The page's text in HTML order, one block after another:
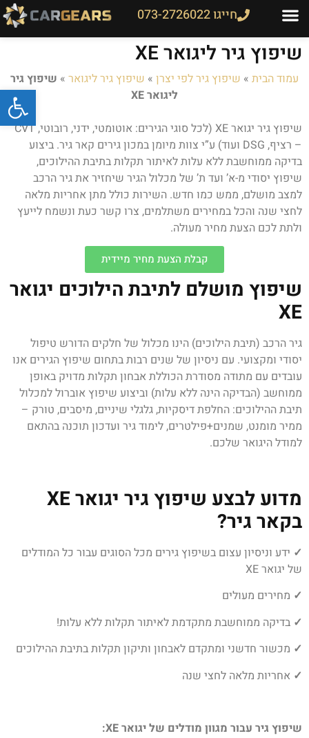
חייגו 073-2726022
שיפוץ גיר ליגואר XE
עמוד הבית » שיפוץ גיר לפי יצרן » שיפוץ גיר ליגואר » שיפוץ גיר
ליגואר XE
שיפוץ גיר יגואר XE (לכל סוגי הגירים: אוטומטי, ידני, רובוטי, CVT
– רציף, DSG ועוד) ע”י צוות מיומן במכון גירים קאר גיר. ביצוע
בדיקה ממוחשבת ללא עלות לאיתור תקלות בתיבת ההילוכים,
שיפוץ יסודי מ-א’ ועד ת’ של מכלול הגיר שיחזיר את גיר הרכב
למצב מושלם, ממש כמו חדש. השירות כולל מתן אחריות מלאה
לחצי שנה והכל במחירים משתלמים, צרו קשר כעת ונשמח לייעץ
ולתת לכם הצעת מחיר מעולה.
קבלת הצעת מחיר מיידית
שיפוץ מושלם לתיבת הילוכים יגואר
XE
גיר הרכב (תיבת הילוכים) הינו מכלול של חלקים הדורש טיפול
יסודי ומקצועי. עם ניסיון של שנים רבות בתחום שיפוץ הגירים אנו
עובדים עם מתודה מסודרת הכוללת אבחון תקלות מדויק באופן
ממוחשב (הבדיקה הינה ללא עלות) וביצוע שיפוץ אוברול למכלול
תיבת ההילוכים: החלפת דיסקיות, גלגלי שיניים, מיסבים, טורק –
ממיר מומנט, שמנים+פילטרים, לימוד גיר ועדכון תוכנה בהתאם
למודל היגואר שלכם.
מדוע לבצע שיפוץ גיר יגואר XE
בקאר גיר?
✓ ידע וניסיון עצום בשיפוץ גירים מכל הסוגים עבור כל המודלים
של יגואר XE
✓ מחירים מעולים
✓ בדיקה ממוחשבת מתקדמת לאיתור תקלות ללא עלות!
✓ מכשור חדשני ומתקדם לאבחון ותיקון תקלות בתיבת ההילוכים
✓ אחריות מלאה לחצי שנה
שיפוץ גיר עבור מגוון מודלים של יגואר XE: